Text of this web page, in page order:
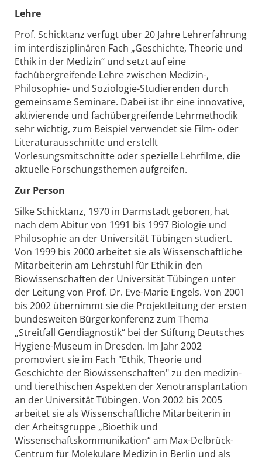
Lehre
Prof. Schicktanz verfügt über 20 Jahre Lehrerfahrung
im interdisziplinären Fach „Geschichte, Theorie und
Ethik in der Medizin“ und setzt auf eine
fachübergreifende Lehre zwischen Medizin-,
Philosophie- und Soziologie-Studierenden durch
gemeinsame Seminare. Dabei ist ihr eine innovative,
aktivierende und fachübergreifende Lehrmethodik
sehr wichtig, zum Beispiel verwendet sie Film- oder
Literaturausschnitte und erstellt
Vorlesungsmitschnitte oder spezielle Lehrfilme, die
aktuelle Forschungsthemen aufgreifen.
Zur Person
Silke Schicktanz, 1970 in Darmstadt geboren, hat
nach dem Abitur von 1991 bis 1997 Biologie und
Philosophie an der Universität Tübingen studiert.
Von 1999 bis 2000 arbeitet sie als Wissenschaftliche
Mitarbeiterin am Lehrstuhl für Ethik in den
Biowissenschaften der Universität Tübingen unter
der Leitung von Prof. Dr. Eve-Marie Engels. Von 2001
bis 2002 übernimmt sie die Projektleitung der ersten
bundesweiten Bürgerkonferenz zum Thema
„Streitfall Gendiagnostik“ bei der Stiftung Deutsches
Hygiene-Museum in Dresden. Im Jahr 2002
promoviert sie im Fach "Ethik, Theorie und
Geschichte der Biowissenschaften" zu den medizin-
und tierethischen Aspekten der Xenotransplantation
an der Universität Tübingen. Von 2002 bis 2005
arbeitet sie als Wissenschaftliche Mitarbeiterin in
der Arbeitsgruppe „Bioethik und
Wissenschaftskommunikation“ am Max-Delbrück-
Centrum für Molekulare Medizin in Berlin und als